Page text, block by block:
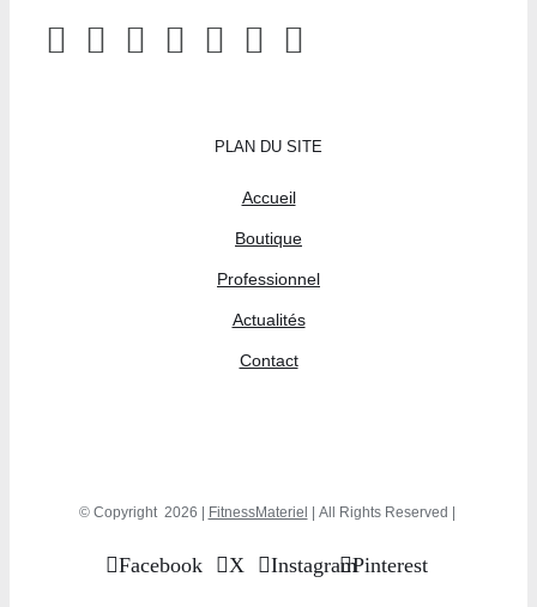
PLAN DU SITE
Accueil
Boutique
Professionnel
Actualités
Contact
© Copyright 2026 | FitnessMateriel | All Rights Reserved |
Facebook X InstagramPinterest